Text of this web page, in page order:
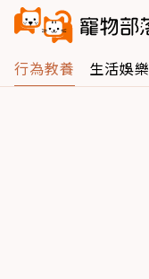
行為教養 生活娛樂